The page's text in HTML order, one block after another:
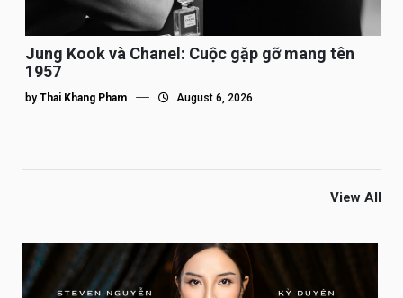
Jung Kook và Chanel: Cuộc gặp gỡ mang tên
1957
by Thai Khang Pham August 6, 2026
View All